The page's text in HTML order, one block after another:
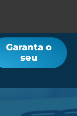
Garanta o
seu